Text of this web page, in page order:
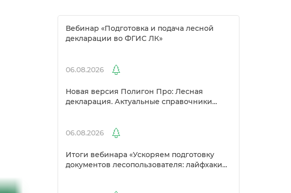
ебинар «Подготовка и подача лесной
декларации во ФГИС ЛК»
06.08.2026
Новая версия Полигон Про: Лесная
декларация. Актуальные справочники
06.08.2026
Итоги вебинара «Ускоряем подготовку
документов лесопользователя: лайфхаки